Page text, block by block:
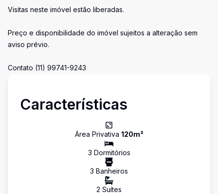
Visitas neste imóvel estão liberadas.
Preço e disponibilidade do imóvel sujeitos a alteração sem
aviso prévio.
Contato (11) 99741-9243
Características
Área Privativa 120m²
3 Dormitórios
3 Banheiros
2 Suítes